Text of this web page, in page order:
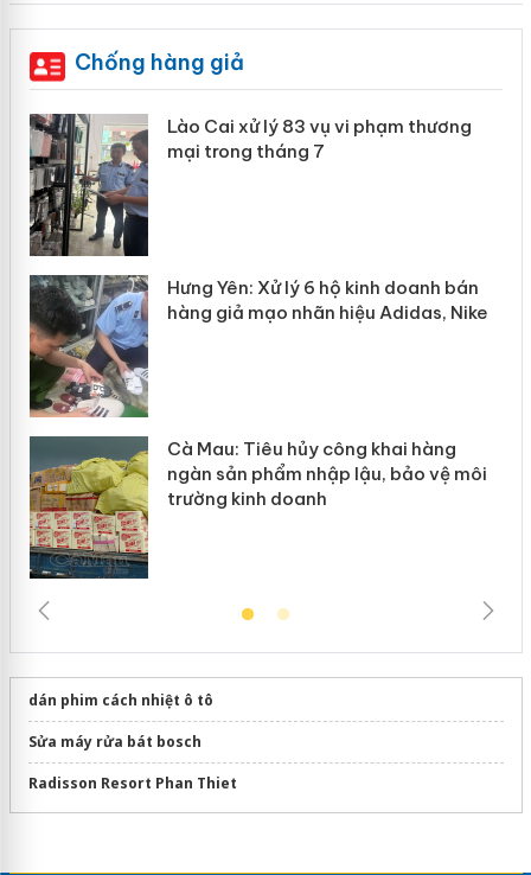
Chống hàng giả
Lào Cai xử lý 83 vụ vi phạm thương
mại trong tháng 7
Hưng Yên: Xử lý 6 hộ kinh doanh bán
hàng giả mạo nhãn hiệu Adidas, Nike
Cà Mau: Tiêu hủy công khai hàng
ngàn sản phẩm nhập lậu, bảo vệ môi
trường kinh doanh
dán phim cách nhiệt ô tô
Sửa máy rửa bát bosch
Radisson Resort Phan Thiet